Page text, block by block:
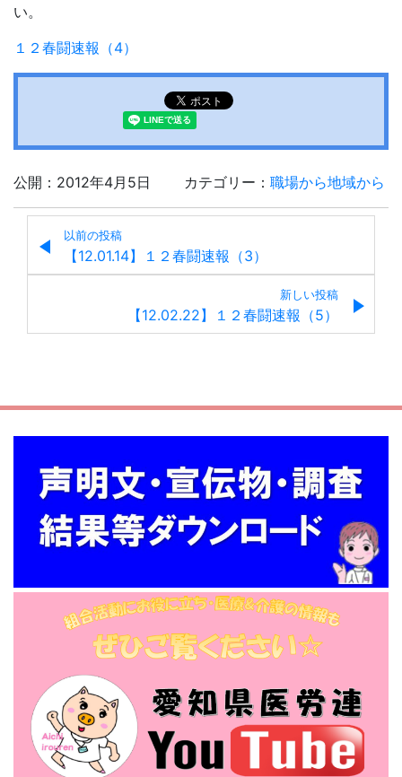
い。
１２春闘速報（4）
公開：2012年4月5日 カテゴリー： 職場から地域から
以前の投稿
【12.01.14】１２春闘速報（3）
新しい投稿
【12.02.22】１２春闘速報（5）